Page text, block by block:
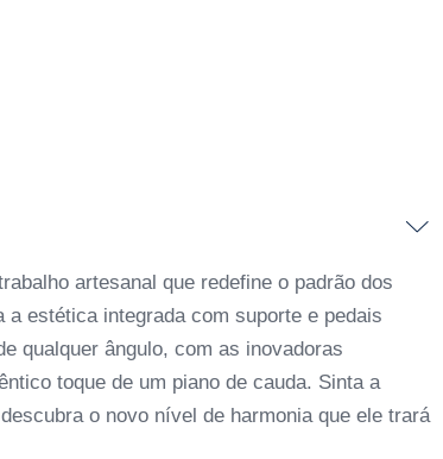
artesanal que redefine o padrão dos
estética integrada com suporte e pedais
qualquer ângulo, com as inovadoras
toque de um piano de cauda. Sinta a
o novo nível de harmonia que ele trará